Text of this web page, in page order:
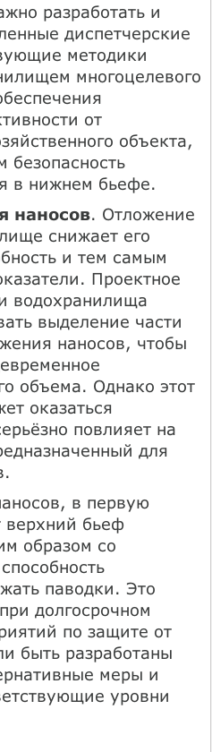
разработать и
диспетчерские
методики
многоцелевого
от
объекта,
безопасность
в нижнем бьефе.
наносов. Отложение
снижает его
и тем самым
Проектное
водохранилища
выделение части
наносов, чтобы
объема. Однако этот
оказаться
повлияет на
для
в первую
верхний бьеф
образом со
паводки. Это
долгосрочном
по защите от
быть разработаны
меры и
уровни